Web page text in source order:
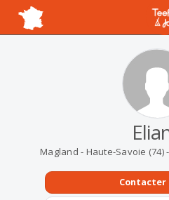
Magland - Haute-Savoie
Contacter